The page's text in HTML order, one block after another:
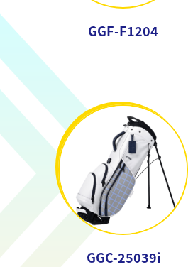
GGF-F1204
GGC-25039i